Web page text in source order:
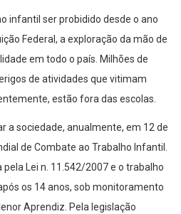
infantil ser probidido desde o ano
Federal, a exploração da mão de
em todo o país. Milhões de
de atividades que vitimam
estão fora das escolas.
a sociedade, anualmente, em 12 de
de Combate ao Trabalho Infantil.
Lei n. 11.542/2007 e o trabalho
os 14 anos, sob monitoramento
Aprendiz. Pela legislação